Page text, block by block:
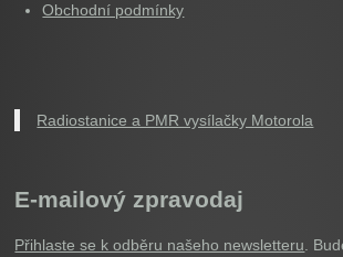
Obchodní podmínky
Radiostanice a PMR vysílačky Motorola
E-mailový zpravodaj
Přihlaste se k odběru našeho newsletteru .